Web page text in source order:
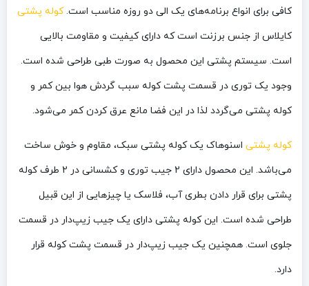
کافی برای انواع برنامه‌های یک الی دو روزه مناسب است.کوله پشتی
کایلاس از جنس برزنت است که دارای کیفیت و مقاومت بالایی
است. سیستم پشتی این محصول به صورت طبی طراحی شده است.
وجود یک توری در قسمت پشت کوله سبب گردش هوا بین کمر و
کوله پشتی می‌گردد لذا در این فضا مانع عرق کردن کمر می‌شود.
کوله پشتی اسنوهاک یک کوله پشتی سبک، مقاوم و خوش ساخت
می‌باشد. این محصول دارای 2 جیب توری و کشسانی در 2 طرف کوله
پشتی برای قرار دادن بطری آب، فلاسک یا چیزهایی از این قبیل
طراحی شده است. این کوله پشتی دارای یک جیب زیپ‌دار در قسمت
جلوی است. همچنین یک جیب زیپ‌دار در قسمت پشت کوله قرار
دارد.